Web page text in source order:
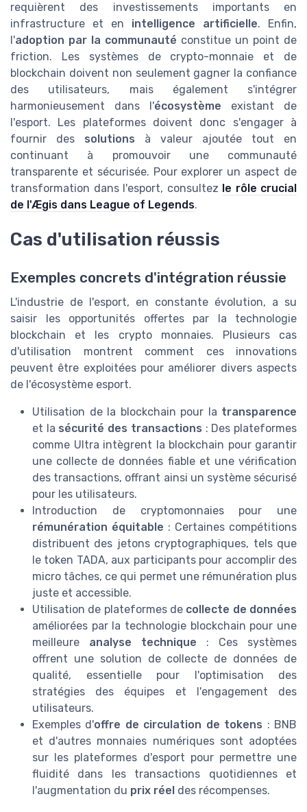
requièrent des investissements importants en
infrastructure et en intelligence artificielle. Enfin,
l'adoption par la communauté constitue un point de
friction. Les systèmes de crypto-monnaie et de
blockchain doivent non seulement gagner la confiance
des utilisateurs, mais également s'intégrer
harmonieusement dans l'écosystème existant de
l'esport. Les plateformes doivent donc s'engager à
fournir des solutions à valeur ajoutée tout en
continuant à promouvoir une communauté
transparente et sécurisée. Pour explorer un aspect de
transformation dans l'esport, consultez le rôle crucial
de l'Ægis dans League of Legends.
Cas d'utilisation réussis
Exemples concrets d'intégration réussie
L'industrie de l'esport, en constante évolution, a su
saisir les opportunités offertes par la technologie
blockchain et les crypto monnaies. Plusieurs cas
d'utilisation montrent comment ces innovations
peuvent être exploitées pour améliorer divers aspects
de l'écosystème esport.
Utilisation de la blockchain pour la transparence
et la sécurité des transactions : Des plateformes
comme Ultra intègrent la blockchain pour garantir
une collecte de données fiable et une vérification
des transactions, offrant ainsi un système sécurisé
pour les utilisateurs.
Introduction de cryptomonnaies pour une
rémunération équitable : Certaines compétitions
distribuent des jetons cryptographiques, tels que
le token TADA, aux participants pour accomplir des
micro tâches, ce qui permet une rémunération plus
juste et accessible.
Utilisation de plateformes de collecte de données
améliorées par la technologie blockchain pour une
meilleure analyse technique : Ces systèmes
offrent une solution de collecte de données de
qualité, essentielle pour l'optimisation des
stratégies des équipes et l'engagement des
utilisateurs.
Exemples d'offre de circulation de tokens : BNB
et d'autres monnaies numériques sont adoptées
sur les plateformes d'esport pour permettre une
fluidité dans les transactions quotidiennes et
l'augmentation du prix réel des récompenses.